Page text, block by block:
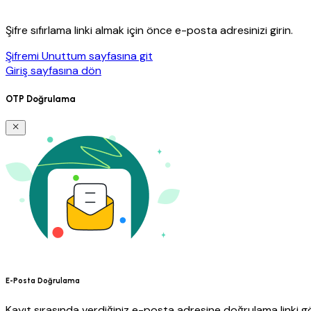
Şifre sıfırlama linki almak için önce e-posta adresinizi girin.
Şifremi Unuttum sayfasına git
Giriş sayfasına dön
OTP Doğrulama
E-Posta Doğrulama